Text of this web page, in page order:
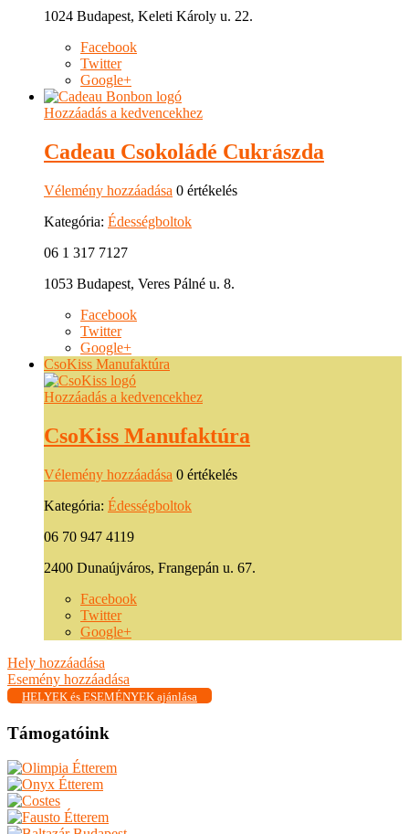
1024 Budapest, Keleti Károly u. 22.
Facebook
Twitter
Google+
Hozzáadás a kedvencekhez
Cadeau Csokoládé Cukrászda
Vélemény hozzáadása 0 értékelés
Kategória: Édességboltok
06 1 317 7127
1053 Budapest, Veres Pálné u. 8.
Facebook
Twitter
Google+
CsoKiss Manufaktúra
Hozzáadás a kedvencekhez
CsoKiss Manufaktúra
Vélemény hozzáadása 0 értékelés
Kategória: Édességboltok
06 70 947 4119
2400 Dunaújváros, Frangepán u. 67.
Facebook
Twitter
Google+
Hely hozzáadása
Esemény hozzáadása
HELYEK és ESEMÉNYEK ajánlása
Támogatóink